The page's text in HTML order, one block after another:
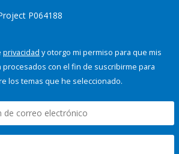
P064188
privacidad y otorgo mi permiso para que mis
con el fin de suscribirme para
los temas que he seleccionado.